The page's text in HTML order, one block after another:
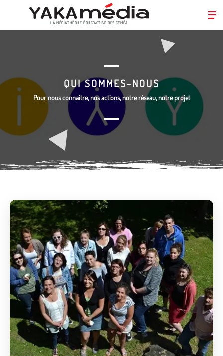
LA MÉDIATHÈQUE ÉDUC’ACTIVE DES CEMÉA
QUI SOMMES-NOUS
Pour nous connaitre, nos actions, notre réseau, notre projet